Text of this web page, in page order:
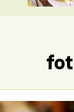
NA